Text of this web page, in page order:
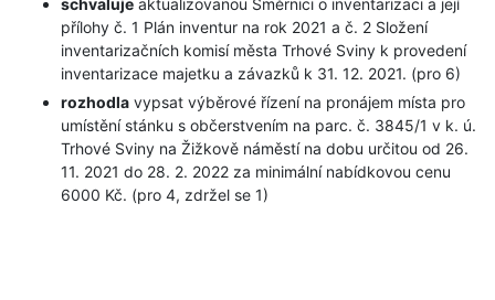
schvaluje aktualizovanou Směrnici o inventarizaci a její
přílohy č. 1 Plán inventur na rok 2021 a č. 2 Složení
inventarizačních komisí města Trhové Sviny k provedení
inventarizace majetku a závazků k 31. 12. 2021. (pro 6)
rozhodla vypsat výběrové řízení na pronájem místa pro
umístění stánku s občerstvením na parc. č. 3845/1 v k. ú.
Trhové Sviny na Žižkově náměstí na dobu určitou od 26.
11. 2021 do 28. 2. 2022 za minimální nabídkovou cenu
6000 Kč. (pro 4, zdržel se 1)